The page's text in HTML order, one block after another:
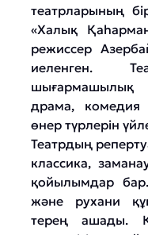
театрларының
«Халық
режиссер
иеленген.
драма, комедия
өнер түрлерін
Театрдың
классика,
қойылымдар
және рухани
терең ашады.